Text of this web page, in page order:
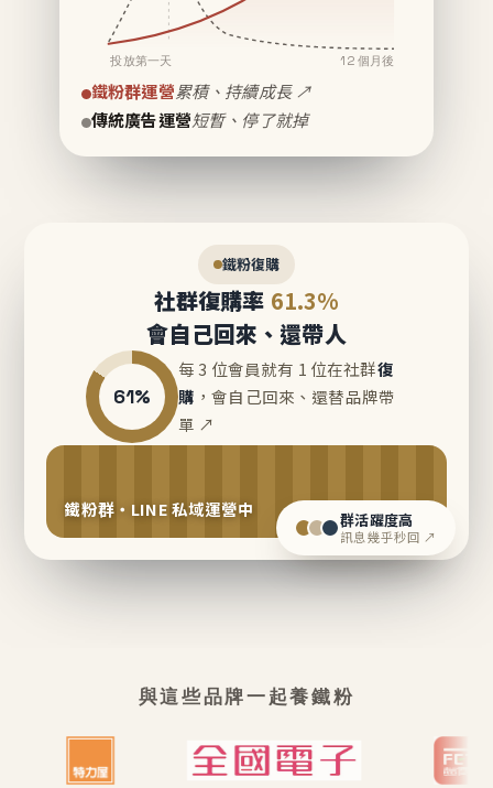
投放第一天 12 個月後
鐵粉群運營累積、持續成長 ↗
傳統廣告運營短暫、停了就掉
鐵粉復購
社群復購率 61.3%
會自己回來、還帶人
61%
每 3 位會員就有 1 位在社群復
購 ，會自己回來、還替品牌帶
單 ↗
鐵粉群・LINE 私域運營中 群活躍度高
訊息幾乎秒回 ↗
與這些品牌一起養鐵粉